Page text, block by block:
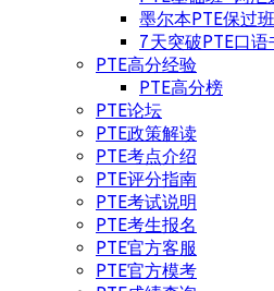
墨尔本PTE保过
7天突破PTE口语
PTE高分经验
PTE高分榜
PTE论坛
PTE政策解读
PTE考点介绍
PTE评分指南
PTE考试说明
PTE考生报名
PTE官方客服
PTE官方模考